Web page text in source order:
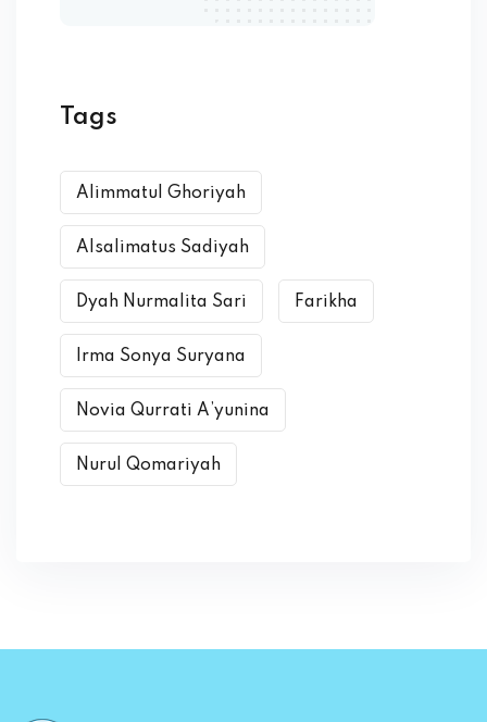
Tags
Alimmatul Ghoriyah
Alsalimatus Sadiyah
Dyah Nurmalita Sari Farikha
Irma Sonya Suryana
Novia Qurrati A’yunina
Nurul Qomariyah